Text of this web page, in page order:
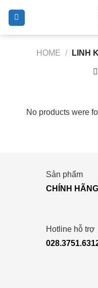
HOME / LINH
No products were
Sản phẩm
CHÍNH HÃNG
Hotline hỗ trợ